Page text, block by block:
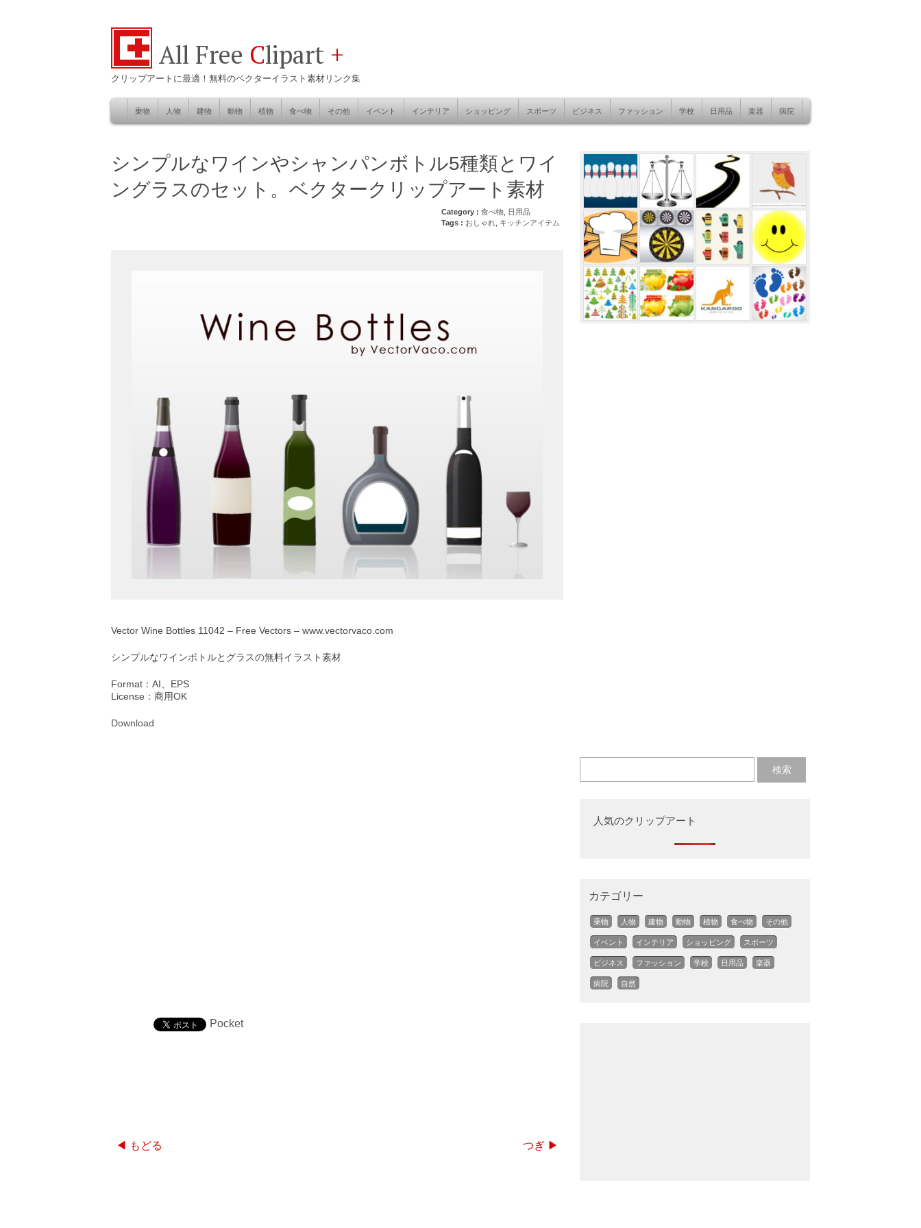
All Free Clipart +
クリップアートに最適！無料のベクターイラスト素材リンク集
Skip
content
乗物 人物 建物 動物 植物 食べ物 その他 イベント インテリア ショッピング スポーツ ビジネス ファッション 学校 日用品 楽器 病院
シンプルなワインやシャンパンボトル5種類とワイ
ングラスのセット。ベクタークリップアート素材
Category : 食べ物 日用品
Tags : おしゃれ キッチンアイテム
Vector Wine Bottles 11042 – Free Vectors – www.vectorvaco.com
シンプルなワインボトルとグラスの無料イラスト素材
Format：AI、EPS
License：商用OK
Download
Pocket
◀ もどる つぎ ▶
人気のクリップアート
カテゴリー
乗物 人物 建物 動物 植物 食べ物 その他
イベント インテリア ショッピング スポーツ
ビジネス ファッション 学校 日用品 楽器
病院 自然